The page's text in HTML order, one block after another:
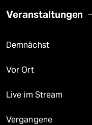
Veranstaltungen
Demnächst
Vor Ort
Live im Stream
Vergangene